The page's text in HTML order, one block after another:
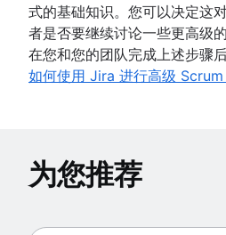
式的基础知识。您可以决定这
者是否要继续讨论一些更高级的
在您和您的团队完成上述步骤
如何使用 Jira 进行高级 Scrum
为您推荐